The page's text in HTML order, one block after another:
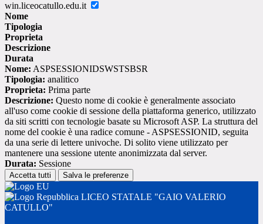
win.liceocatullo.edu.it
Nome
Tipologia
Proprieta
Descrizione
Durata
Nome: ASPSESSIONIDSWSTSBSR
Tipologia: analitico
Proprieta: Prima parte
Descrizione: Questo nome di cookie è generalmente associato
all'uso come cookie di sessione della piattaforma generico, utilizzato
da siti scritti con tecnologie basate su Microsoft ASP. La struttura del
nome del cookie è una radice comune - ASPSESSIONID, seguita
da una serie di lettere univoche. Di solito viene utilizzato per
mantenere una sessione utente anonimizzata dal server.
Durata: Sessione
Accetta tutti Salva le preferenze
LICEO STATALE "GAIO VALERIO
CATULLO"